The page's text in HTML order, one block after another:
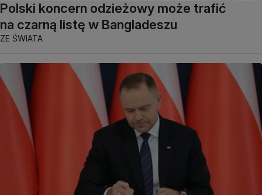
Polski koncern odzieżowy może trafić
na czarną listę w Bangladeszu
ZE ŚWIATA